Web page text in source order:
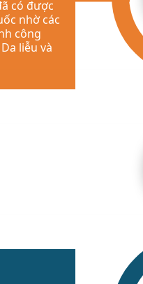
có được
nhờ các
công
liễu và